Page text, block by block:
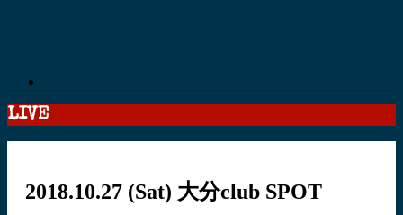
LIVE
2018.10.27 (Sat) 大分club SPOT